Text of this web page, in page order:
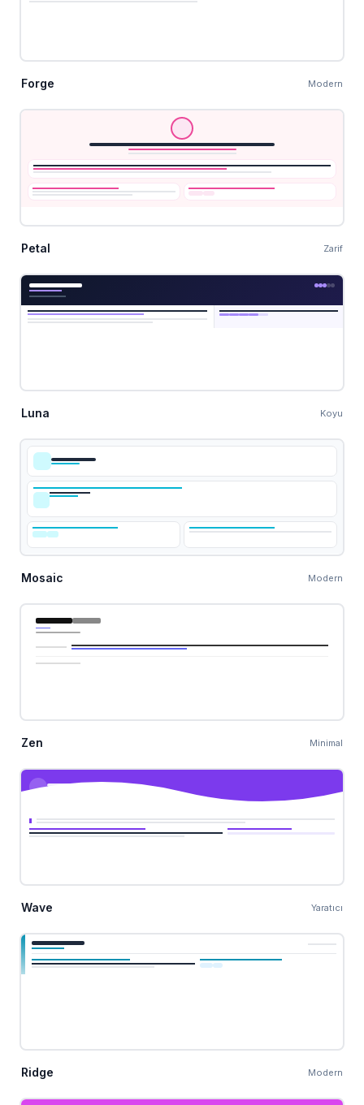
Forge Modern
Petal Zarif
Luna Koyu
Mosaic Modern
Zen Minimal
Wave Yaratıcı
Ridge Modern